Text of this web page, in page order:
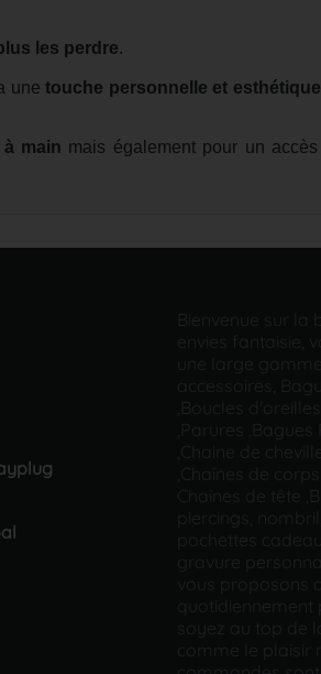
les perdre.
unetouche personnelle et esthétique
main mais également pour un